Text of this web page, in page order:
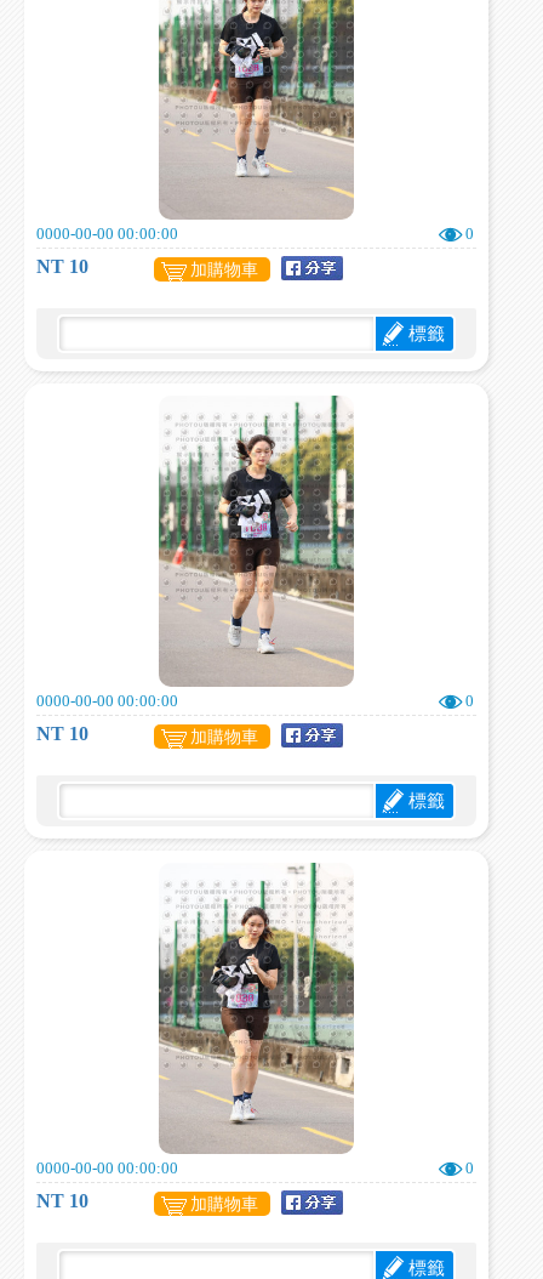
0000-00-00 00:00:00 0
NT 10 加購物車
標籤
0000-00-00 00:00:00 0
NT 10 加購物車
標籤
0000-00-00 00:00:00 0
NT 10 加購物車
標籤